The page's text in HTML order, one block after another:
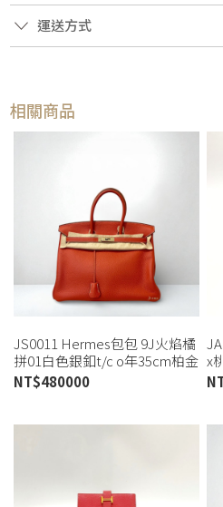
運送方式
相關商品
JS0011 Hermes包包 9J火焰橘
拼01白色銀釦t/c o年35cm柏金
包 (板橋店)
NT$480000
x
卡